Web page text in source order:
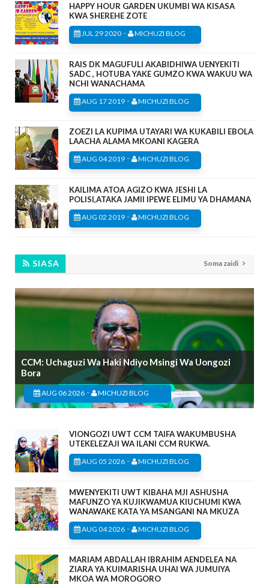
HAPPY HOUR GARDEN UKUMBI WA KISASA
KWA SHEREHE ZOTE
JUL 29 2020 - MICHUZI BLOG
RAIS DK MAGUFULI AKABIDHIWA UENYEKITI
SADC , HOTUBA YAKE GUMZO KWA WAKUU WA
NCHI WANACHAMA
AUG 17 2019 - MICHUZI BLOG
ZOEZI LA KUPIMA UTAYARI WA KUKABILI EBOLA
LAACHA ALAMA MKOANI KAGERA
AUG 04 2019 - MICHUZI BLOG
KAILIMA ATOA AGIZO KWA JESHI LA
POLISI,ATAKA JAMII IPEWE ELIMU YA DHAMANA
AUG 02 2019 - MICHUZI BLOG
SIASA Soma zaidi
CCM: Uchaguzi Wa Haki Ndiyo Msingi Wa Uongozi
Bora
AUG 06 2026 - MICHUZI BLOG
VIONGOZI UWT CCM TAIFA WAKUMBUSHA
UTEKELEZAJI WA ILANI CCM RUKWA.
AUG 05 2026 - MICHUZI BLOG
MWENYEKITI UWT KIBAHA MJI ASHUSHA
MAFUNZO YA KUJIKWAMUA KIUCHUMI KWA
WANAWAKE KATA YA MSANGANI NA MKUZA
AUG 04 2026 - MICHUZI BLOG
MARIAM ABDALLAH IBRAHIM AENDELEA NA
ZIARA YA KUIMARISHA UHAI WA JUMUIYA
MKOA WA MOROGORO